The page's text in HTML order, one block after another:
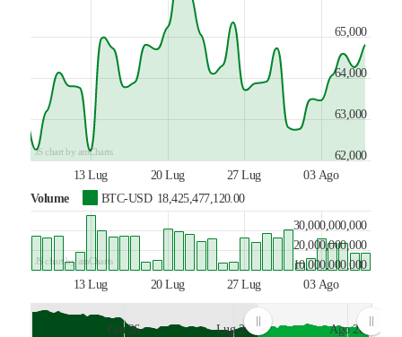
13 Lug 20 Lug 27 Lug 03 Ago
62,000
63,000
64,000
65,000
JS chart by amCharts
Volume BTC-USD 18,425,477,120.00
13 Lug 20 Lug 27 Lug 03 Ago
10,000,000,000
20,000,000,000
30,000,000,000
JS chart by amCharts
Giu 26 Lug 26 Ago 26